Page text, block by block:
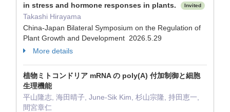
in stress and hormone responses in plants.
Invited
Takashi Hirayama
China-Japan Bilateral Symposium on the Regulation of
Plant Growth and Development 2026.5.29
More details
植物ミトコンドリア mRNA の poly(A) 付加制御と細胞
生理機能
平山隆志, 海田晴子, June-Sik Kim, 杉山宗隆, 持田恵一,
間宮章仁